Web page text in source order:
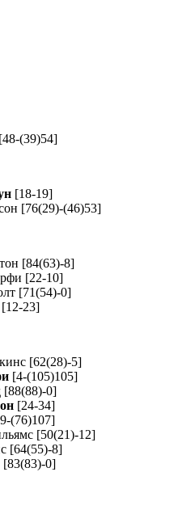
[48-(39)54]
[18-19]
[76(29)-(46)53]
[84(63)-8]
[22-10]
[71(54)-0]
[12-23]
[62(28)-5]
[4-(105)105]
[88(88)-0]
[24-34]
(76)107]
[50(21)-12]
[64(55)-8]
[83(83)-0]